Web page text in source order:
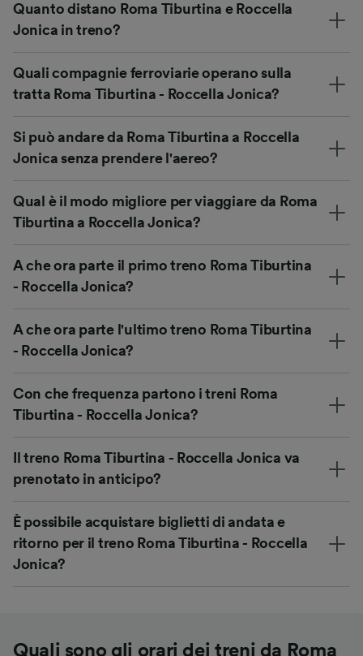
Quanto distano Roma Tiburtina e Roccella
Jonica in treno?
Quali compagnie ferroviarie operano sulla
tratta Roma Tiburtina - Roccella Jonica?
Si può andare da Roma Tiburtina a Roccella
Jonica senza prendere l'aereo?
Qual è il modo migliore per viaggiare da Roma
Tiburtina a Roccella Jonica?
A che ora parte il primo treno Roma Tiburtina
- Roccella Jonica?
A che ora parte l'ultimo treno Roma Tiburtina
- Roccella Jonica?
Con che frequenza partono i treni Roma
Tiburtina - Roccella Jonica?
Il treno Roma Tiburtina - Roccella Jonica va
prenotato in anticipo?
È possibile acquistare biglietti di andata e
ritorno per il treno Roma Tiburtina - Roccella
Jonica?
Quali sono gli orari dei treni da Roma